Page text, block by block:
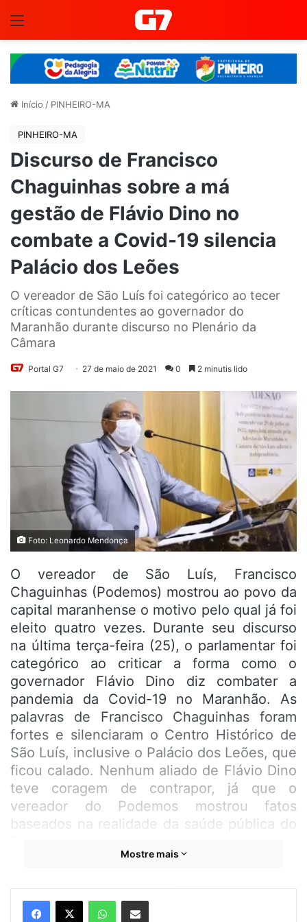
Início / PINHEIRO-MA
PINHEIRO-MA
Discurso de Francisco
Chaguinhas sobre a má
gestão de Flávio Dino no
combate a Covid-19 silencia
Palácio dos Leões
O vereador de São Luís foi categórico ao tecer
críticas contundentes ao governador do
Maranhão durante discurso no Plenário da
Câmara
Portal G7 27 de maio de 2021 0 2 minutis lido
Foto: Leonardo Mendonça
O vereador de São Luís, Francisco
Chaguinhas (Podemos) mostrou ao povo da
capital maranhense o motivo pelo qual já foi
eleito quatro vezes. Durante seu discurso
na última terça-feira (25), o parlamentar foi
categórico ao criticar a forma como o
governador Flávio Dino diz combater a
pandemia da Covid-19 no Maranhão. As
palavras de Francisco Chaguinhas foram
fortes e silenciaram o Centro Histórico de
São Luís, inclusive o Palácio dos Leões, que
ficou calado. Nenhum aliado de Flávio Dino
teve coragem de contrapor, já que o
vereador do Podemos mostrou fatos
baseados na realidade da saúde pública do
Chaguinhas se mostrou indignado com a
gestão pública estadual ao anunciar que
Mostre mais